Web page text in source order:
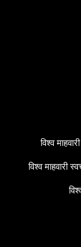
विश्व
विश्व माहवारी